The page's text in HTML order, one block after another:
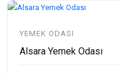
YEMEK ODASI
Alsara Yemek Odası